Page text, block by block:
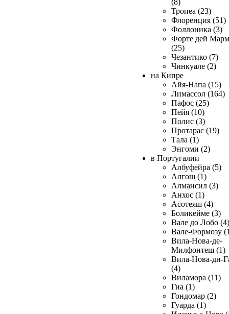
(8)
Тропеа (23)
Флоренция (51)
Фоллоника (3)
Форте дей
(25)
Чезантико (7)
Чинкуале (2)
на Кипре
Айя-Напа (15)
Лимассол (164)
Пафос (25)
Пейя (10)
Полис (3)
Протарас (19)
Тала (1)
Энгоми (2)
в Португалии
Албуфейра (5)
Алгош (1)
Алмансил (3)
Анхос (1)
Асотеяш (4)
Боликейме (3)
Вале до Лобо (4)
Вале-Формозу
Вила-Нова-де-
Милфонтеш (1)
Вила-Нова-ди-
(4)
Виламора (11)
Гиа (1)
Гондомар (2)
Гуарда (1)